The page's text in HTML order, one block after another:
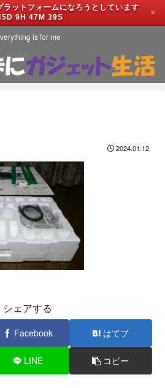
ットフォームになろうとしています
9H 47M 39S
✕
is for me
2024.01.12
シェアする
Facebook はてブ
LINE コピー